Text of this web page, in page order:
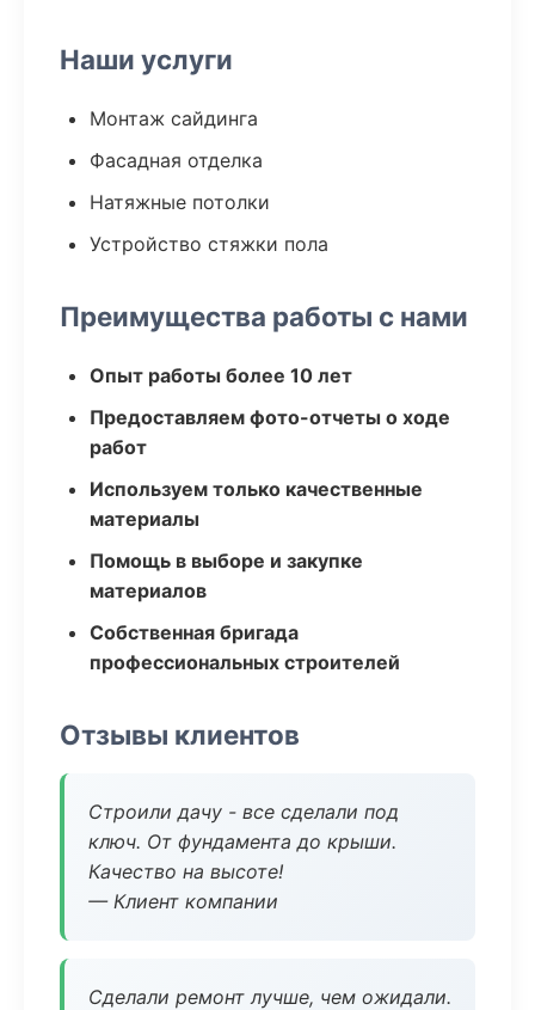
Наши услуги
Монтаж сайдинга
Фасадная отделка
Натяжные потолки
Устройство стяжки пола
Преимущества работы с нами
Опыт работы более 10 лет
Предоставляем фото-отчеты о ходе
работ
Используем только качественные
материалы
Помощь в выборе и закупке
материалов
Собственная бригада
профессиональных строителей
Отзывы клиентов
Строили дачу - все сделали под
ключ. От фундамента до крыши.
Качество на высоте!
— Клиент компании
Сделали ремонт лучше, чем ожидали.